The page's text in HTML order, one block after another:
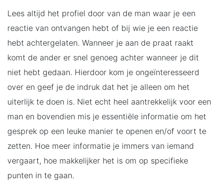
Lees altijd het profiel door van de man waar je een
reactie van ontvangen hebt of bij wie je een reactie
hebt achtergelaten. Wanneer je aan de praat raakt
komt de ander er snel genoeg achter wanneer je dit
niet hebt gedaan. Hierdoor kom je ongeïnteresseerd
over en geef je de indruk dat het je alleen om het
uiterlijk te doen is. Niet echt heel aantrekkelijk voor een
man en bovendien mis je essentiële informatie om het
gesprek op een leuke manier te openen en/of voort te
zetten. Hoe meer informatie je immers van iemand
vergaart, hoe makkelijker het is om op specifieke
punten in te gaan.